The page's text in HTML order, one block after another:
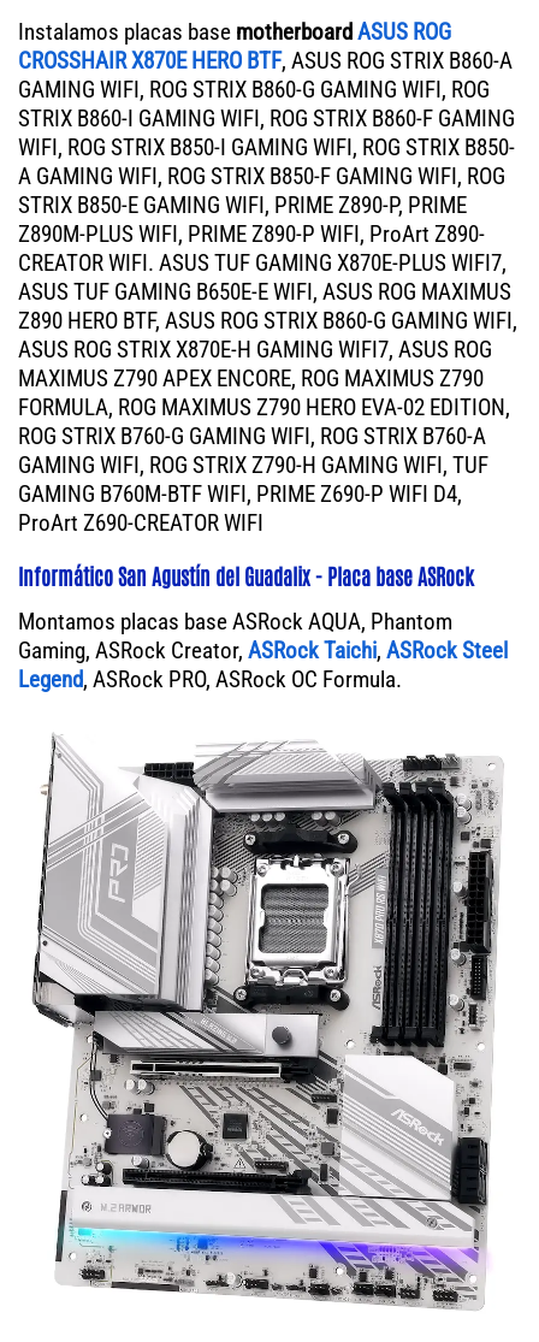
Instalamos placas base motherboardASUS ROG
CROSSHAIR X870E HERO BTF, ASUS ROG STRIX B860-A
GAMING WIFI, ROG STRIX B860-G GAMING WIFI, ROG
STRIX B860-I GAMING WIFI, ROG STRIX B860-F GAMING
WIFI, ROG STRIX B850-I GAMING WIFI, ROG STRIX B850-
A GAMING WIFI, ROG STRIX B850-F GAMING WIFI, ROG
STRIX B850-E GAMING WIFI, PRIME Z890-P, PRIME
Z890M-PLUS WIFI, PRIME Z890-P WIFI, ProArt Z890-
CREATOR WIFI. ASUS TUF GAMING X870E-PLUS WIFI7,
ASUS TUF GAMING B650E-E WIFI, ASUS ROG MAXIMUS
Z890 HERO BTF, ASUS ROG STRIX B860-G GAMING WIFI,
ASUS ROG STRIX X870E-H GAMING WIFI7, ASUS ROG
MAXIMUS Z790 APEX ENCORE, ROG MAXIMUS Z790
FORMULA, ROG MAXIMUS Z790 HERO EVA-02 EDITION,
ROG STRIX B760-G GAMING WIFI, ROG STRIX B760-A
GAMING WIFI, ROG STRIX Z790-H GAMING WIFI, TUF
GAMING B760M-BTF WIFI, PRIME Z690-P WIFI D4,
ProArt Z690-CREATOR WIFI
Informático San Agustín del Guadalix - Placa base ASRock
Montamos placas base ASRock AQUA, Phantom
Gaming, ASRock Creator, ASRock Taichi, ASRock Steel
Legend, ASRock PRO, ASRock OC Formula.